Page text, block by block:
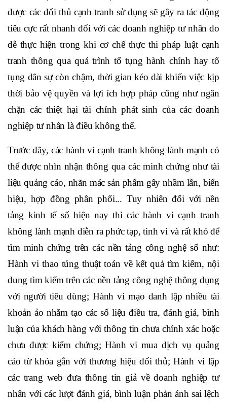
được các đối thủ cạnh tranh sử dụng sẽ gây ra tác động
tiêu cực rất nhanh đối với các doanh nghiệp tư nhân do
dễ thực hiện trong khi cơ chế thực thi pháp luật cạnh
tranh thông qua quá trình tố tụng hành chính hay tố
tụng dân sự còn chậm, thời gian kéo dài khiến việc kịp
thời bảo vệ quyền và lợi ích hợp pháp cũng như ngăn
chặn các thiệt hại tài chính phát sinh của các doanh
nghiệp tư nhân là điều không thể.
Trước đây, các hành vi cạnh tranh không lành mạnh có
thể được nhìn nhận thông qua các minh chứng như tài
liệu quảng cáo, nhãn mác sản phẩm gây nhầm lẫn, biển
hiệu, hợp đồng phân phối... Tuy nhiên đối với nền
tảng kinh tế số hiện nay thì các hành vi cạnh tranh
không lành mạnh diễn ra phức tạp, tinh vi và rất khó để
tìm minh chứng trên các nền tảng công nghệ số như:
Hành vi thao túng thuật toán về kết quả tìm kiếm, nội
dung tìm kiếm trên các nền tảng công nghệ thông dụng
với người tiêu dùng; Hành vi mạo danh lập nhiều tài
khoản ảo nhằm tạo các số liệu điều tra, đánh giá, bình
luận của khách hàng với thông tin chưa chính xác hoặc
chưa được kiểm chứng; Hành vi mua dịch vụ quảng
cáo từ khóa gắn với thương hiệu đối thủ; Hành vi lập
các trang web đưa thông tin giả về doanh nghiệp tư
nhân với các lượt đánh giá, bình luận phản ánh sai lệch